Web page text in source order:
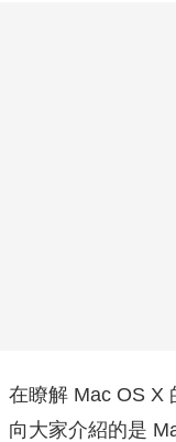
在瞭解 Mac OS X
向大家介紹的是